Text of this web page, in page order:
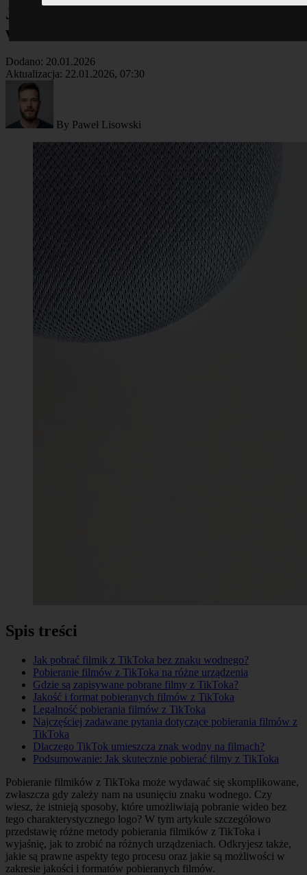
Jak pobrać filmik z TikToka? – bez znaku
wodnego na różnych urządzeniach
Dodano: 20.01.2026
Aktualizacja: 22.01.2026, 07:30
By Paweł Lisowski
Spis treści
Jak pobrać filmik z TikToka bez znaku wodnego?
Pobieranie filmów z TikToka na różne urządzenia
Gdzie są zapisywane pobrane filmy z TikToka?
Jakość i format pobieranych filmów z TikToka
Legalność pobierania filmów z TikToka
Najczęściej zadawane pytania dotyczące pobierania filmów z
TikToka
Dlaczego TikTok umieszcza znak wodny na filmach?
Podsumowanie: Jak skutecznie pobierać filmy z TikToka
Pobieranie filmików z TikToka może wydawać się skomplikowane,
zwłaszcza gdy zależy nam na usunięciu znaku wodnego. Czy
wiesz, że istnieją sposoby, które umożliwiają pobranie wideo bez
tego charakterystycznego logo? W tym artykule szczegółowo
przedstawię różne metody pobierania filmików z TikToka i
wyjaśnię, jak to zrobić na różnych urządzeniach. Odkryjesz także,
jakie są prawne aspekty tego procesu oraz jakie są możliwości w
zakresie jakości i formatów pobieranych filmów.